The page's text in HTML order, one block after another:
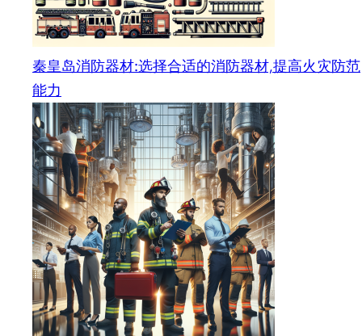
秦皇岛消防器材:选择合适的消防器材,提高火灾防范
能力